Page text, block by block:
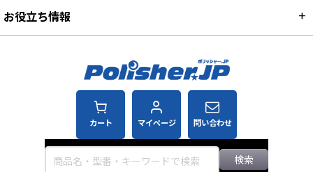
カート マイページ 問い合わせ
検索
お役立ち情報